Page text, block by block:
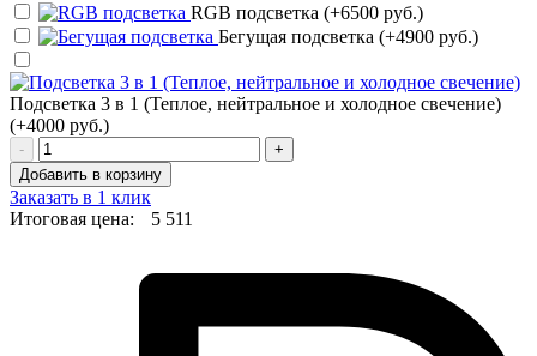
RGB подсветка (+6500 руб.)
Бегущая подсветка (+4900 руб.)
Подсветка 3 в 1 (Теплое, нейтральное и холодное свечение)
(+4000 руб.)
-
+
Добавить в корзину
Заказать в 1 клик
Итоговая цена:
5 511